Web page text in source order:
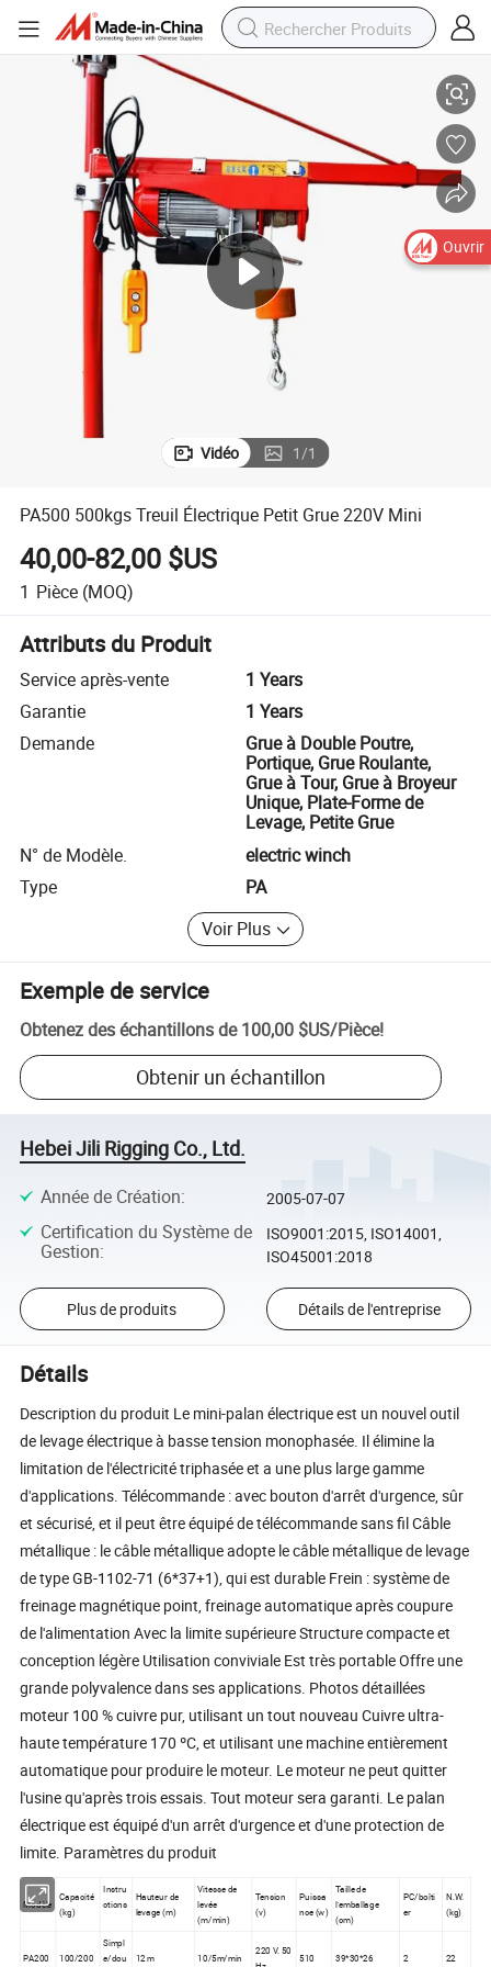
PA500 500kgs Treuil Électrique Petit Grue 220V Mini
Vidéo 1/1
PA500 500kgs Treuil Électrique Petit Grue 220V Mini
40,00-82,00 $US
1 Pièce (MOQ)
Attributs du Produit
Service après-vente
1 Years
Garantie
1 Years
Demande
Grue à Double Poutre,
Portique, Grue Roulante,
Grue à Tour, Grue à Broyeur
Unique, Plate-Forme de
Levage, Petite Grue
N° de Modèle.
electric winch
Type
PA
Voir Plus
Exemple de service
Obtenez des échantillons de 100,00 $US/Pièce!
Obtenir un échantillon
Hebei Jili Rigging Co., Ltd.
Année de Création: 2005-07-07
Certification du Système de
Gestion:
ISO9001:2015, ISO14001,
ISO45001:2018
Plus de produits Détails de l'entreprise
Détails
Description du produit Le mini-palan électrique est un nouvel outil
de levage électrique à basse tension monophasée. Il élimine la
limitation de l'électricité triphasée et a une plus large gamme
d'applications. Télécommande : avec bouton d'arrêt d'urgence, sûr
et sécurisé, et il peut être équipé de télécommande sans fil Câble
métallique : le câble métallique adopte le câble métallique de levage
de type GB-1102-71 (6*37+1), qui est durable Frein : système de
freinage magnétique point, freinage automatique après coupure
de l'alimentation Avec la limite supérieure Structure compacte et
conception légère Utilisation conviviale Est très portable Offre une
grande polyvalence dans ses applications. Photos détaillées
moteur 100 % cuivre pur, utilisant un tout nouveau Cuivre ultra-
haute température 170 ºC, et utilisant une machine entièrement
automatique pour produire le moteur. Le moteur ne peut quitter
l'usine qu'après trois essais. Tout moteur sera garanti. Le palan
électrique est équipé d'un arrêt d'urgence et d'une protection de
limite. Paramètres du produit
Modèle
Capacité
(kg)
Instru
ctions
Hauteur de
levage (m)
Vitesse de
levée
(m/min)
Tension
(v)
Puissa
nce (w)
Taille de
l'emballage
(cm)
PC/boîti
er
N.W.
(kg)
PA200 100/200
Simpl
e/dou
12 m 10/5m/min
220 V. 50
510 39*30*26 2 22
Ouvrir